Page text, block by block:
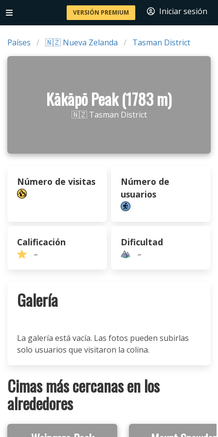
VERSIÓN PREMIUM Iniciar sesión
Países 🇳🇿 Nueva Zelanda Tasman District
Kākāpō Peak (1783 m)
🇳🇿 Tasman District
Número de visitas
Número de
usuarios
Calificación
–
Dificultad
–
Galería
La galería está vacía. Las fotos pueden subirlas
solo usuarios que visitaron la colina.
Cimas más cercanas en los
alrededores